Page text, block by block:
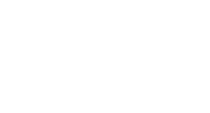
rehber, Türkiye'nin fine dining